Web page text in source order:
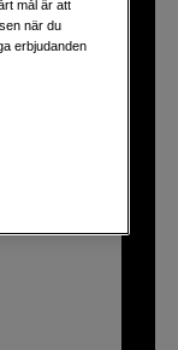
mål är att
när du
erbjudanden